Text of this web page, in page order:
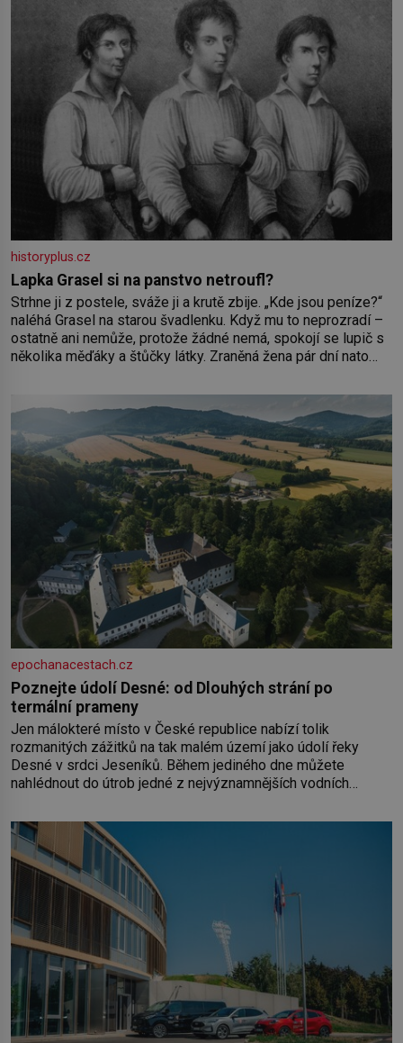
historyplus.cz
Lapka Grasel si na panstvo netroufl?
Strhne ji z postele, sváže ji a krutě zbije. „Kde jsou peníze?“
naléhá Grasel na starou švadlenku. Když mu to neprozradí –
ostatně ani nemůže, protože žádné nemá, spokojí se lupič s
několika měďáky a štůčky látky. Zraněná žena pár dní nato
dlouho po jeho smrti
epochanacestach.cz
Poznejte údolí Desné: od Dlouhých strání po
termální prameny
Jen málokteré místo v České republice nabízí tolik
rozmanitých zážitků na tak malém území jako údolí řeky
Desné v srdci Jeseníků. Během jediného dne můžete
nahlédnout do útrob jedné z nejvýznamnějších vodních
koloběžce a den zakončit poznáváním památek ve Velkých
Losinách nebo v termálním